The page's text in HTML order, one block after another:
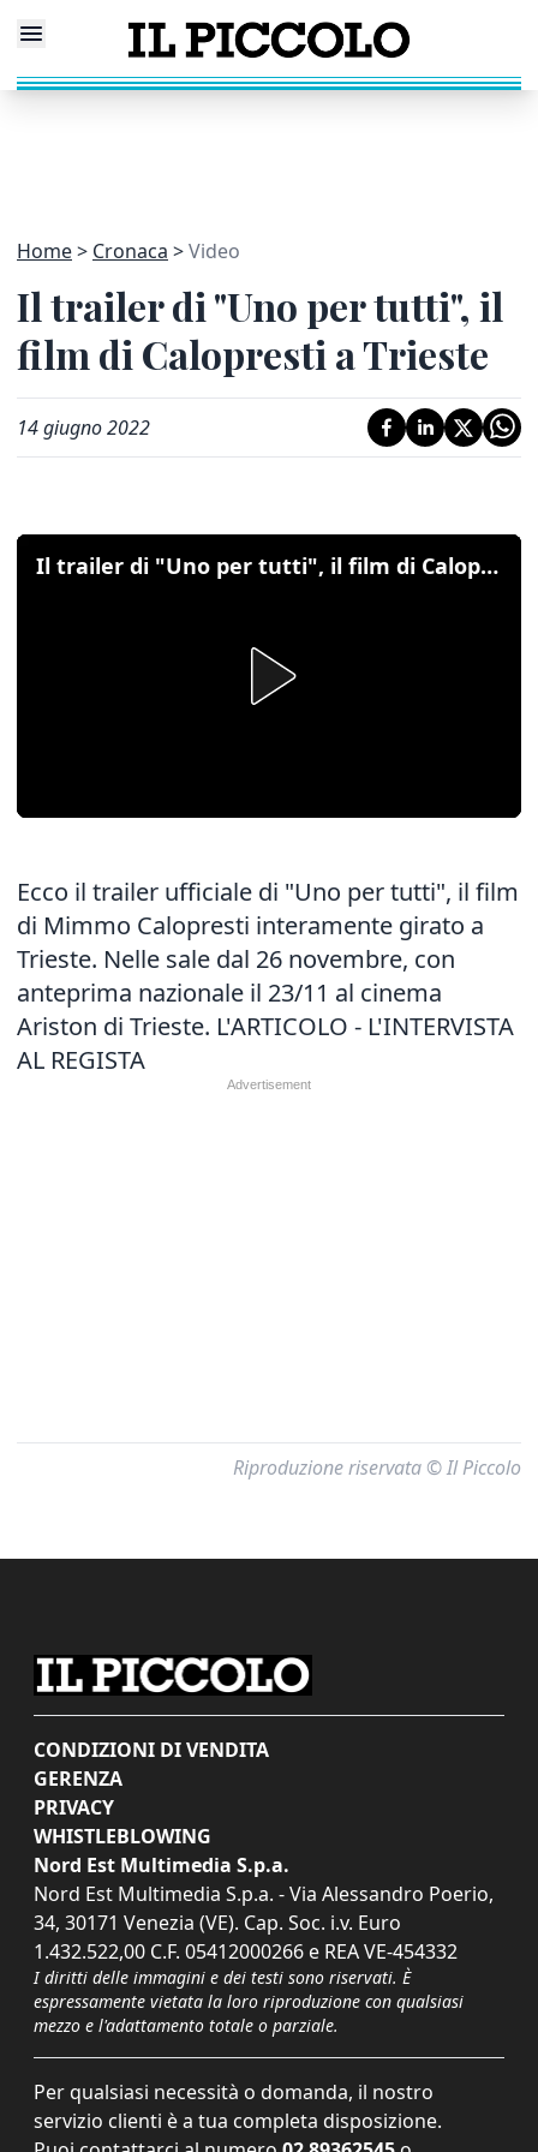
Home Cronaca Video
Il trailer di "Uno per tutti", il
film di Calopresti a Trieste
14 giugno 2022
Il trailer di "Uno per tutti", il film di Calopresti a Trieste
Ecco il trailer ufficiale di "Uno per tutti", il film
di Mimmo Calopresti interamente girato a
Trieste. Nelle sale dal 26 novembre, con
anteprima nazionale il 23/11 al cinema
Ariston di Trieste. L'ARTICOLO - L'INTERVISTA
AL REGISTA
Riproduzione riservata © Il Piccolo
CONDIZIONI DI VENDITA
GERENZA
PRIVACY
WHISTLEBLOWING
Nord Est Multimedia S.p.a.
Nord Est Multimedia S.p.a. - Via Alessandro Poerio,
34, 30171 Venezia (VE). Cap. Soc. i.v. Euro
1.432.522,00 C.F. 05412000266 e REA VE-454332
I diritti delle immagini e dei testi sono riservati. È
espressamente vietata la loro riproduzione con qualsiasi
mezzo e l'adattamento totale o parziale.
Per qualsiasi necessità o domanda, il nostro
servizio clienti è a tua completa disposizione.